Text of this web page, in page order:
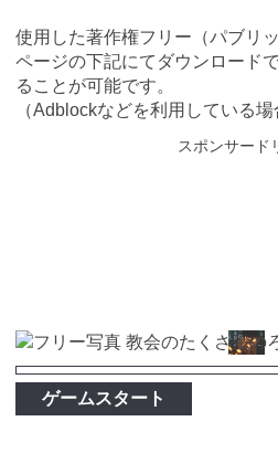
使用した著作権フリー（パブリ
ページの下記にてダウンロード
ることが可能です。
（Adblockなどを利用している
スポンサード
ゲームスタート